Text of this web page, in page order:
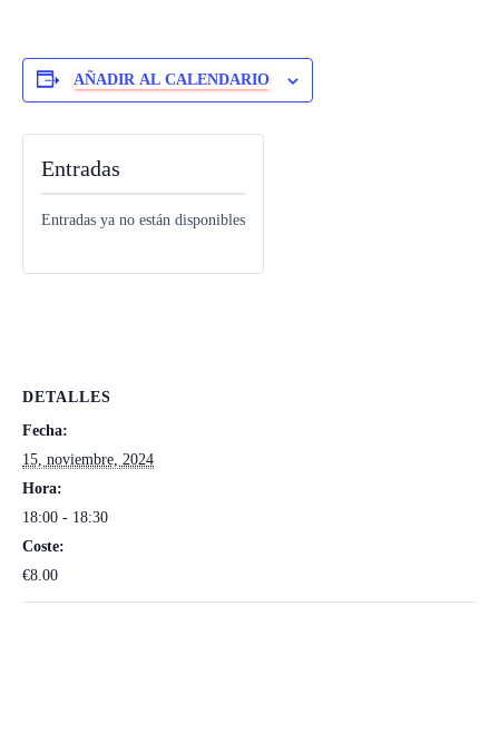
AÑADIR AL CALENDARIO
DETALLES
Fecha:
15, noviembre, 2024
Hora:
18:00 - 18:30
Coste:
€8.00
Entradas
Entradas ya no están disponibles